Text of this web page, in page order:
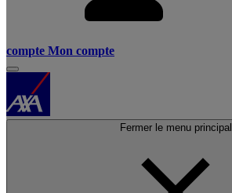
compte Mon compte
Fermer le menu principal